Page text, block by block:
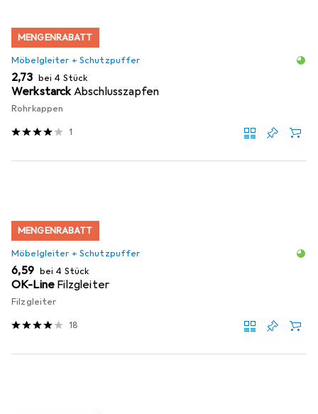
MENGENRABATT
Möbelgleiter + Schutzpuffer
EUR
2,73 bei 4 Stück
WerkstarckAbschlusszapfen
Rohrkappen
1
MENGENRABATT
Möbelgleiter + Schutzpuffer
EUR
6,59 bei 4 Stück
OK-Line Filzgleiter
Filzgleiter
18